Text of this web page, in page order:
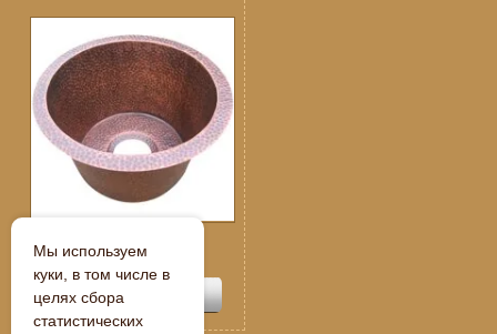
109 250
Мы используем
куки, в том числе в
целях сбора
статистических